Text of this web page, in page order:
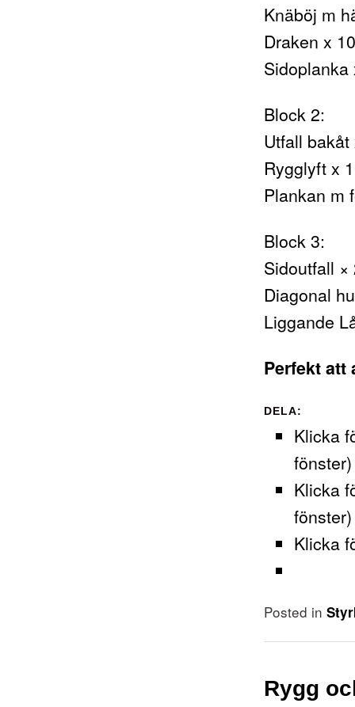
Knäböj m
Draken x
Block 2:
Utfall
Rygglyft x
Plankan m
Block 3:
Sidoutfall
Diagonal
Liggande
Perfekt att
DELA:
Klicka
fönster)
Klicka
fönster)
Klicka
Posted in
Rygg